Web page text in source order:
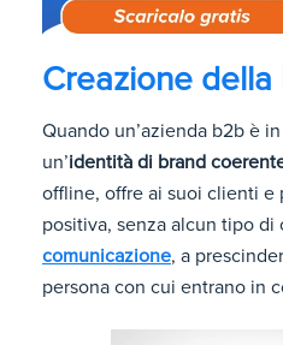
Creazione
Quando un’azienda b2b è
un’identità di brand
offline, offre ai suoi clienti e
positiva, senza alcun tipo di
comunicazione, a
persona con cui entrano in